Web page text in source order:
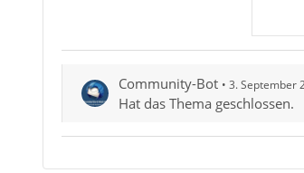
Community-Bot 3. September
Hat das Thema geschlossen.